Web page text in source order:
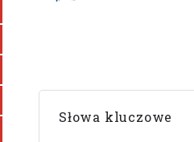
Słowa kluczowe